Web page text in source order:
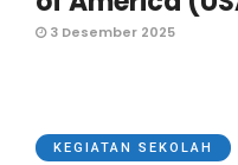
3 Desember 2025
KEGIATAN SEKOLAH